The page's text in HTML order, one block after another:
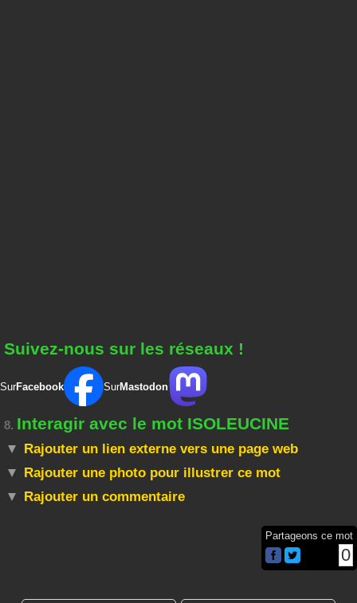
Suivez-nous sur les réseaux !
SurFacebook SurMastodon
8. Interagir avec le mot ISOLEUCINE
Rajouter un lien externe vers une page web
Rajouter une photo pour illustrer ce mot
Rajouter un commentaire
Partageons ce mot
0